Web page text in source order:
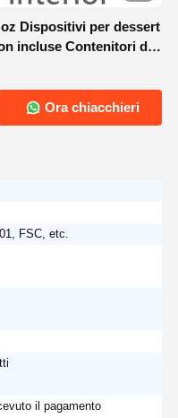
Dispositivi per dessert
incluse Contenitori di
Sundae
Ora chiacchieri
FSC, etc.
il pagamento